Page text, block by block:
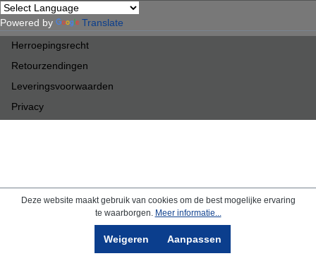
Powered by Translate
Herroepingsrecht
Retourzendingen
Leveringsvoorwaarden
Privacy
Deze website maakt gebruik van cookies om de best mogelijke ervaring
te waarborgen. Meer informatie...
Weigeren Aanpassen